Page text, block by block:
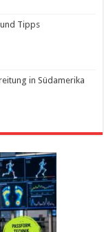
Tipps
in Südamerika